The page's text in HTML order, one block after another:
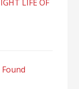
LIFE OF
Found